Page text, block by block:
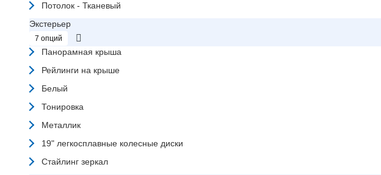
Потолок - Тканевый
Экстерьер
7 опций
Панорамная крыша
Рейлинги на крыше
Белый
Тонировка
Металлик
19" легкосплавные колесные диски
Стайлинг зеркал